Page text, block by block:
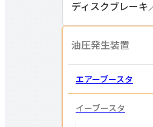
ディスクブレーキ
油圧発生装置
エアーブースタ
イーブースタ